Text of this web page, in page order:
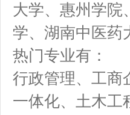
大学、惠州学院
学、湖南中医药
热门专业有：
行政管理、工商
一体化、土木工